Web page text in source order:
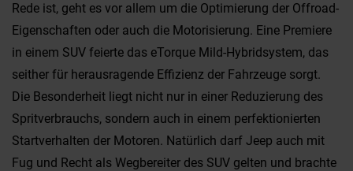
Rede ist, geht es vor allem um die Optimierung der Offroad-
Eigenschaften oder auch die Motorisierung. Eine Premiere
in einem SUV feierte das eTorque Mild-Hybridsystem, das
seither für herausragende Effizienz der Fahrzeuge sorgt.
Die Besonderheit liegt nicht nur in einer Reduzierung des
Spritverbrauchs, sondern auch in einem perfektionierten
Startverhalten der Motoren. Natürlich darf Jeep auch mit
Fug und Recht als Wegbereiter des SUV gelten und brachte